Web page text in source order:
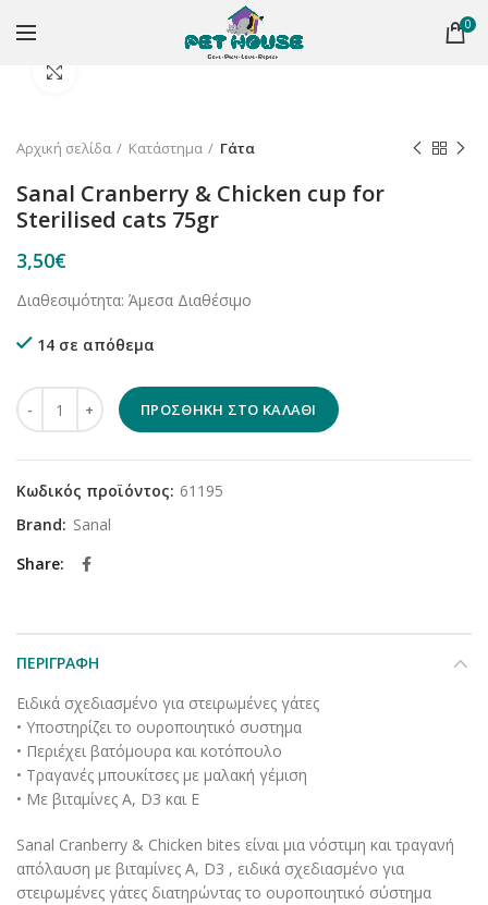
0
Αρχική σελίδα Κατάστημα Γάτα
Sanal Cranberry & Chicken cup for
Sterilised cats 75gr
3,50€
Διαθεσιμότητα: Άμεσα Διαθέσιμο
14 σε απόθεμα
Sanal Cranberry & Chicken cup for Sterilised cats 75gr ποσότητα
ΠΡΟΣΘΉΚΗ ΣΤΟ ΚΑΛΆΘΙ
Κωδικός προϊόντος: 61195
Brand: Sanal
Share
ΠΕΡΙΓΡΑΦΉ
Eιδικά σχεδιασμένο για στειρωμένες γάτες
• Υποστηρίζει το ουροποιητικό συστημα
• Περιέχει βατόμουρα και κοτόπουλο
• Τραγανές μπουκίτσες με μαλακή γέμιση
• Με βιταμίνες A, D3 και Ε
Sanal Cranberry & Chicken bites είναι μια νόστιμη και τραγανή
απόλαυση με βιταμίνες A, D3 , ειδικά σχεδιασμένο για
στειρωμένες γάτες διατηρώντας το ουροποιητικό σύστημα